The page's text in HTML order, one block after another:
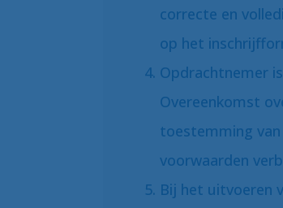
correcte en
op het
Opdrachtnemer
Overeenkomst
toestemming
voorwaarden
Bij het uitvoeren